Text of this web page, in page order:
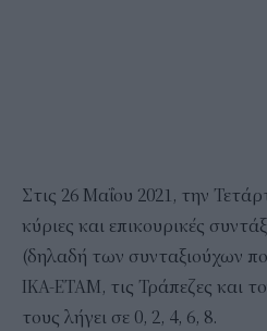
Στις 26 Μαΐου 2021, την
κύριες και επικουρικές
(δηλαδή των συνταξιούχων
ΙΚΑ-ΕΤΑΜ, τις Τράπεζες και
τους λήγει σε 0, 2, 4, 6, 8.